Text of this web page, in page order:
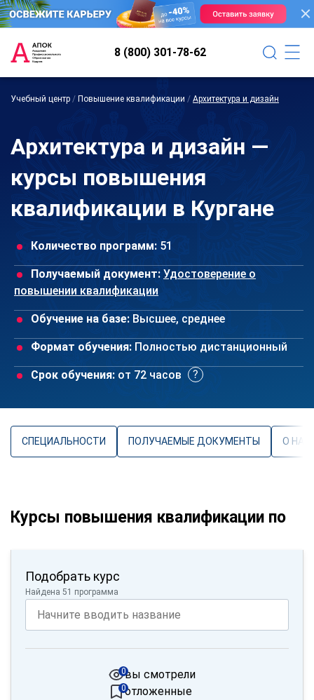
8 (800) 301-78-62
Учебный центр / Повышение квалификации / Архитектура и дизайн
Архитектура и дизайн —
курсы повышения
квалификации в Кургане
Количество программ: 51
Получаемый документ: Удостоверение о
повышении квалификации
Обучение на базе: Высшее, среднее
Формат обучения: Полностью дистанционный
Срок обучения: от 72 часов
СПЕЦИАЛЬНОСТИ ПОЛУЧАЕМЫЕ ДОКУМЕНТЫ О
Курсы повышения квалификации по
Подобрать курс
Найдена 51 программа
вы смотрели
0
отложенные
0